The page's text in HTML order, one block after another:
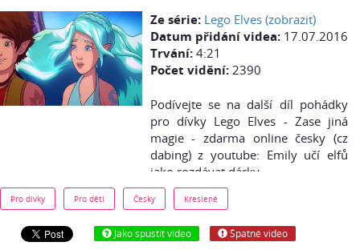
Ze série: Lego Elves (zobrazit)
Datum přidání videa: 17.07.2016
Trvání: 4:21
Počet vidění: 2390
Podívejte se na další díl pohádky
pro dívky Lego Elves - Zase jiná
magie - zdarma online česky (cz
dabing) z youtube: Emily učí elfů
jako rozdávat dárky.
Pro dívky Pro děti Česky Kreslené
Jako spustit video Špatné video